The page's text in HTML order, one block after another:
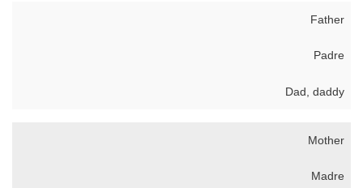
Father
Padre
Dad, daddy
Mother
Madre